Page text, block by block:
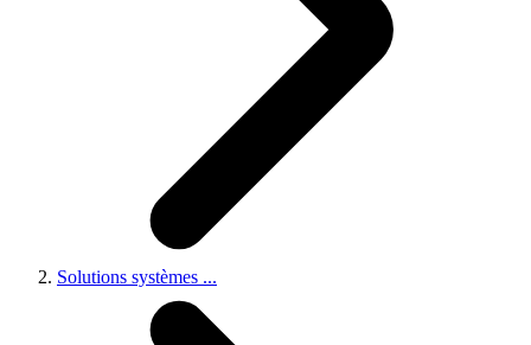
Solutions systèmes ...